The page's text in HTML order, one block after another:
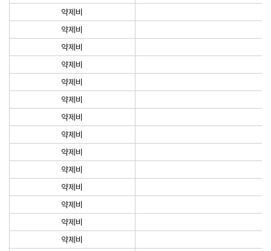
약제비
약제비
약제비
약제비
약제비
약제비
약제비
약제비
약제비
약제비
약제비
약제비
약제비
약제비